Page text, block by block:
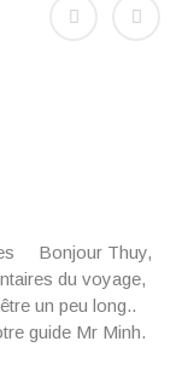
Bonjour Thuy,
du voyage,
un peu long..
guide Mr Minh.